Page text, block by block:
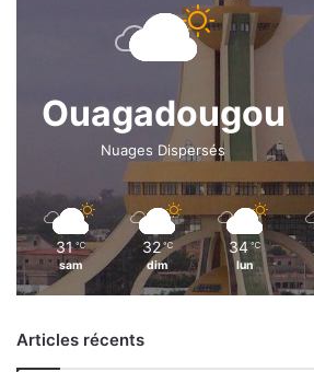
Ouagadougou
Nuages Dispersés
31 ℃
sam
32 ℃
dim
34 ℃
lun
Articles récents